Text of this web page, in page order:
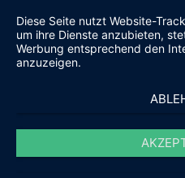
Diese Seite nutzt Website-
um ihre Dienste anzubieten,
Werbung entsprechend den
anzuzeigen.